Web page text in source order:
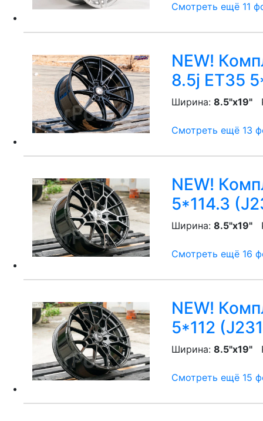
Смотреть ещё 11
NEW!
8.5j ET35
Ширина: 8.5"x19"
Смотреть ещё 13
NEW!
5*114.3
Ширина: 8.5"x19"
Смотреть ещё 16
NEW!
5*112
Ширина: 8.5"x19"
Смотреть ещё 15